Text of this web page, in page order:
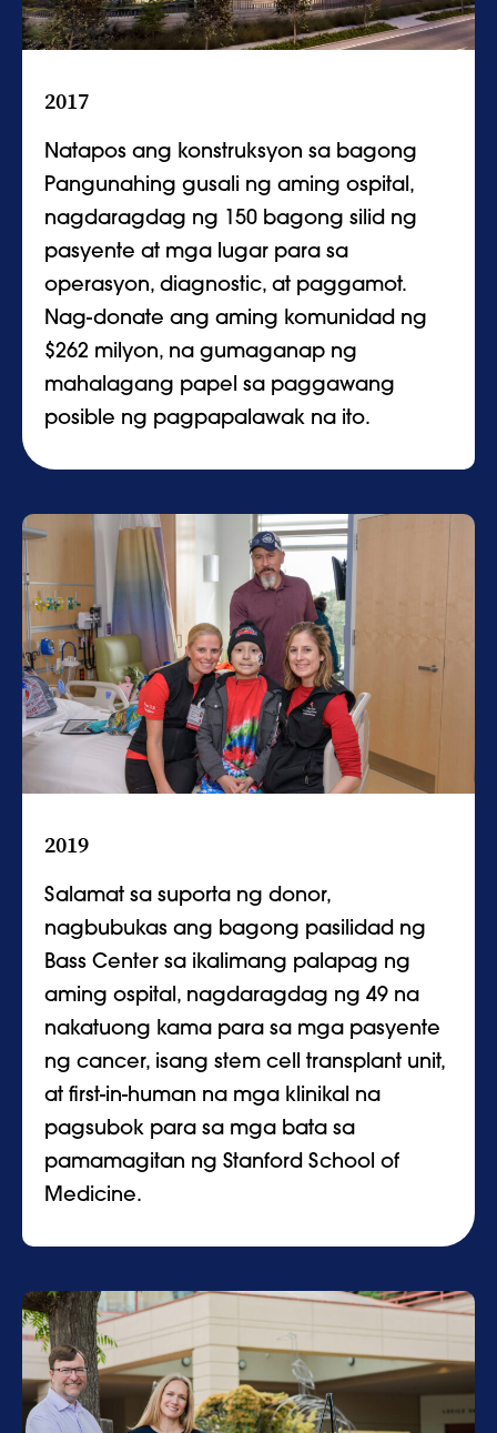
2017
Natapos ang konstruksyon sa bagong
Pangunahing gusali ng aming ospital,
nagdaragdag ng 150 bagong silid ng
pasyente at mga lugar para sa
operasyon, diagnostic, at paggamot.
Nag-donate ang aming komunidad ng
$262 milyon, na gumaganap ng
mahalagang papel sa paggawang
posible ng pagpapalawak na ito.
2019
Salamat sa suporta ng donor,
nagbubukas ang bagong pasilidad ng
Bass Center sa ikalimang palapag ng
aming ospital, nagdaragdag ng 49 na
nakatuong kama para sa mga pasyente
ng cancer, isang stem cell transplant unit,
at first-in-human na mga klinikal na
pagsubok para sa mga bata sa
pamamagitan ng Stanford School of
Medicine.